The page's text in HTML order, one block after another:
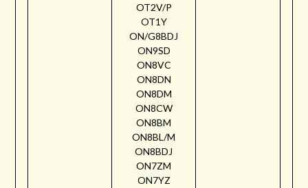
OT2V/P
OT1Y
ON/G8BDJ
ON9SD
ON8VC
ON8DN
ON8DM
ON8CW
ON8BM
ON8BL/M
ON8BDJ
ON7ZM
ON7YZ